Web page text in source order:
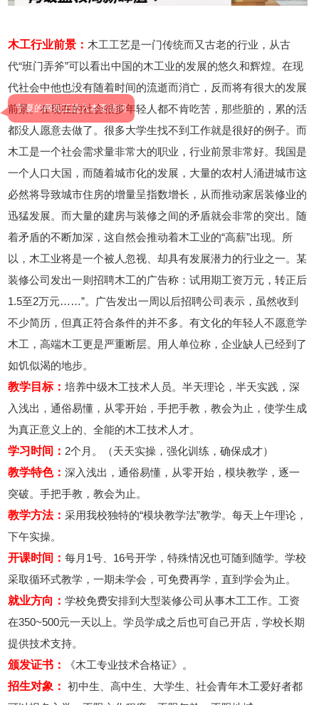
木工行业前景： 木工工艺是一门传统而又古老的行业，从古
代“班门弄斧”可以看出中国的木工业的发展的悠久和辉煌。在现
代社会中他也没有随着时间的流逝而消亡，反而将有很大的发展
前景。在现在的社会很多年轻人都不肯吃苦，那些脏的，累的活
都没人愿意去做了。很多大学生找不到工作就是很好的例子。而
木工是一个社会需求量非常大的职业，行业前景非常好。我国是
一个人口大国，而随着城市化的发展，大量的农村人涌进城市这
必然将导致城市住房的增量呈指数增长，从而推动家居装修业的
迅猛发展。而大量的建房与装修之间的矛盾就会非常的突出。随
着矛盾的不断加深，这自然会推动着木工业的“高薪”出现。所
以，木工业将是一个被人忽视、却具有发展潜力的行业之一。某
装修公司发出一则招聘木工的广告称：试用期工资万元，转正后
1.5至2万元……”。广告发出一周以后招聘公司表示，虽然收到
不少简历，但真正符合条件的并不多。有文化的年轻人不愿意学
木工，高端木工更是严重断层。用人单位称，企业缺人已经到了
如饥似渴的地步。
教学目标：培养中级木工技术人员。半天理论，半天实践，深
入浅出，通俗易懂，从零开始，手把手教，教会为止，使学生成
为真正意义上的、全能的木工技术人才。
学习时间： 2个月。（天天实操，强化训练，确保成才）
教学特色：深入浅出，通俗易懂，从零开始，模块教学，逐一
突破。手把手教，教会为止。
教学方法：采用我校独特的“模块教学法”教学。每天上午理论，
下午实操。
开课时间：每月1号、16号开学，特殊情况也可随到随学。学校
采取循环式教学，一期未学会，可免费再学，直到学会为止。
就业方向：学校免费安排到大型装修公司从事木工工作。工资
在350~500元一天以上。学员学成之后也可自己开店，学校长期
提供技术支持。
颁发证书：
《木工专业技术合格证》。
招生对象： 初中生、高中生、大学生、社会青年木工爱好者都
宁夏的网友正进入本页访问